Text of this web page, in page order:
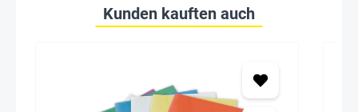
Kunden kauften auch